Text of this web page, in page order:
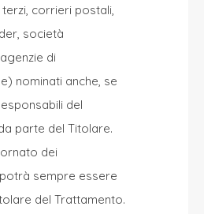
corrieri postali,
società
di
nominati anche, se
del
parte del Titolare.
dei
sempre essere
del Trattamento.